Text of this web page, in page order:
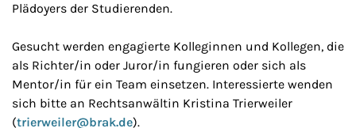
Plädoyers der Studierenden.
Gesucht werden engagierte Kolleginnen und Kollegen, die
als Richter/in oder Juror/in fungieren oder sich als
Mentor/in für ein Team einsetzen. Interessierte wenden
sich bitte an Rechtsanwältin Kristina Trierweiler
(trierweiler@brak.de).